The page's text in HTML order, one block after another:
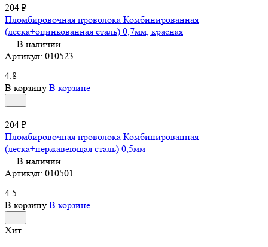
204 ₽
Пломбировочная проволока Комбинированная
(леска+оцинкованная сталь) 0,7мм, красная
В наличии
Артикул: 010523
4.8
В корзину В корзине
204 ₽
Пломбировочная проволока Комбинированная
(леска+нержавеющая сталь) 0,5мм
В наличии
Артикул: 010501
4.5
В корзину В корзине
Хит